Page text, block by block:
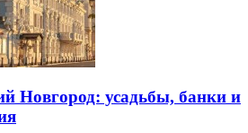
Новгород: усадьбы, банки и